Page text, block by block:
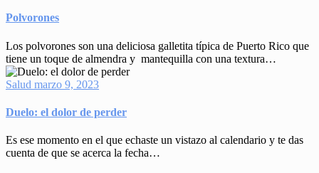
Polvorones
Los polvorones son una deliciosa galletita típica de Puerto Rico que
tiene un toque de almendra y mantequilla con una textura…
Salud marzo 9, 2023
Duelo: el dolor de perder
Es ese momento en el que echaste un vistazo al calendario y te das
cuenta de que se acerca la fecha…